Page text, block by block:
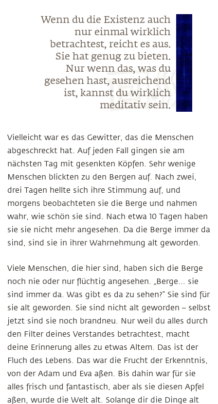
Wenn du die Existenz auch
nur einmal wirklich
betrachtest, reicht es aus.
Sie hat genug zu bieten.
Nur wenn das, was du
gesehen hast, ausreichend
ist, kannst du wirklich
meditativ sein.
Vielleicht war es das Gewitter, das die Menschen
abgeschreckt hat. Auf jeden Fall gingen sie am
nächsten Tag mit gesenkten Köpfen. Sehr wenige
Menschen blickten zu den Bergen auf. Nach zwei,
drei Tagen hellte sich ihre Stimmung auf, und
morgens beobachteten sie die Berge und nahmen
wahr, wie schön sie sind. Nach etwa 10 Tagen haben
sie sie nicht mehr angesehen. Da die Berge immer da
sind, sind sie in ihrer Wahrnehmung alt geworden.
Viele Menschen, die hier sind, haben sich die Berge
noch nie oder nur flüchtig angesehen. „Berge... sie
sind immer da. Was gibt es da zu sehen?“ Sie sind für
sie alt geworden. Sie sind nicht alt geworden – selbst
jetzt sind sie noch brandneu. Nur weil du alles durch
den Filter deines Verstandes betrachtest, macht
deine Erinnerung alles zu etwas Altem. Das ist der
Fluch des Lebens. Das war die Frucht der Erkenntnis,
von der Adam und Eva aßen. Bis dahin war für sie
alles frisch und fantastisch, aber als sie diesen Apfel
aßen, wurde die Welt alt. Solange dir die Dinge alt